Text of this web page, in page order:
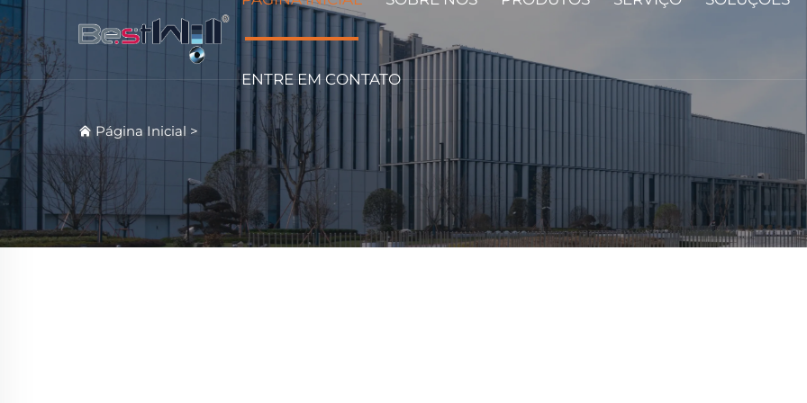
ENTRE EM CONTATO
Página Inicial >